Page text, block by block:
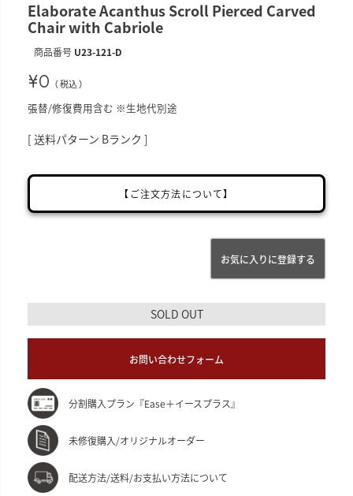
Elaborate Acanthus Scroll Pierced Carved
Chair with Cabriole
商品番号 U23-121-D
¥0 税込
張替/修復費用含む ※生地代別途
送料パターン Bランク
【ご注文方法について】
お気に入りに登録する
SOLD OUT
お問い合わせフォーム
分割購入プラン『Ease＋イースプラス』
未修復購入/オリジナルオーダー
配送方法/送料/お支払い方法について